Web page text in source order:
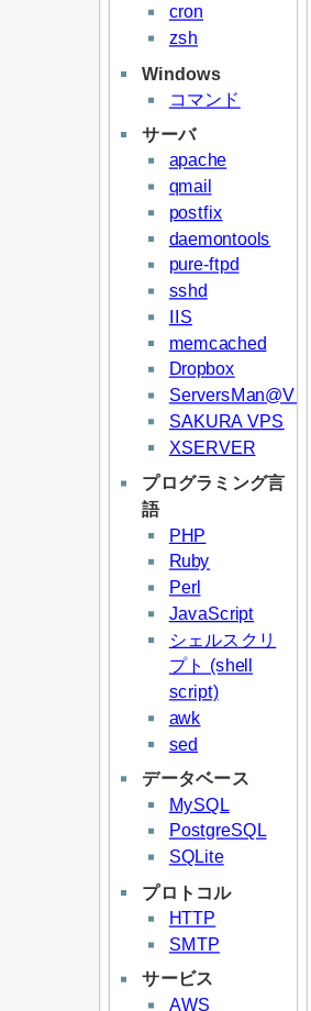
cron
zsh
Windows
コマンド
サーバ
apache
qmail
postfix
daemontools
pure-ftpd
sshd
IIS
memcached
Dropbox
ServersMan@VPS
SAKURA VPS
XSERVER
プログラミング言
語
PHP
Ruby
Perl
JavaScript
シェルスクリ
プト (shell
script)
awk
sed
データベース
MySQL
PostgreSQL
SQLite
プロトコル
HTTP
SMTP
サービス
AWS